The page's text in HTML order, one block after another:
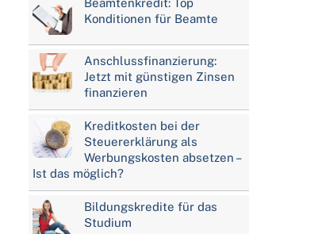
Konditionen für Beamte
Anschlussfinanzierung:
Jetzt mit günstigen Zinsen
finanzieren
Kreditkosten bei der
Steuererklärung als
Werbungskosten absetzen –
Ist das möglich?
Bildungskredite für das
Studium